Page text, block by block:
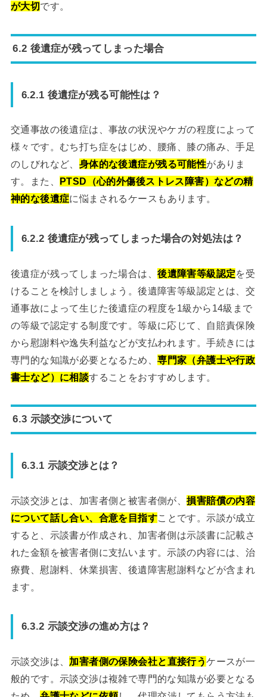
が大切です。
6.2 後遺症が残ってしまった場合
6.2.1 後遺症が残る可能性は？
交通事故の後遺症は、事故の状況やケガの程度によって
様々です。むち打ち症をはじめ、腰痛、膝の痛み、手足
のしびれなど、 身体的な後遺症が残る可能性がありま
す。また、 PTSD（心的外傷後ストレス障害）などの精
神的な後遺症に悩まされるケースもあります。
6.2.2 後遺症が残ってしまった場合の対処法は？
後遺症が残ってしまった場合は、後遺障害等級認定を受
けることを検討しましょう。後遺障害等級認定とは、交
通事故によって生じた後遺症の程度を1級から14級まで
の等級で認定する制度です。等級に応じて、自賠責保険
から慰謝料や逸失利益などが支払われます。手続きには
専門的な知識が必要となるため、専門家（弁護士や行政
書士など）に相談することをおすすめします。
6.3 示談交渉について
6.3.1 示談交渉とは？
示談交渉とは、加害者側と被害者側が、損害賠償の内容
について話し合い、合意を目指す ことです。示談が成立
すると、示談書が作成され、加害者側は示談書に記載さ
れた金額を被害者側に支払います。示談の内容には、治
療費、慰謝料、休業損害、後遺障害慰謝料などが含まれ
ます。
6.3.2 示談交渉の進め方は？
示談交渉は、 加害者側の保険会社と直接行うケースが一
般的です。示談交渉は複雑で専門的な知識が必要となる